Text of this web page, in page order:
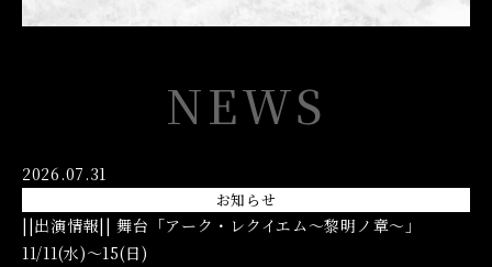
NEWS
2026.07.31
お知らせ
||出演情報|| 舞台「アーク・レクイエム〜黎明ノ章〜」
11/11(水)〜15(日)